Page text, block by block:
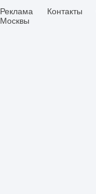
Реклама Контакты
Москвы